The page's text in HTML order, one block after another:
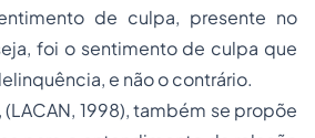
de culpa, presente no
foi o sentimento de culpa que
e não o contrário.
(LACAN, 1998), também se propõe